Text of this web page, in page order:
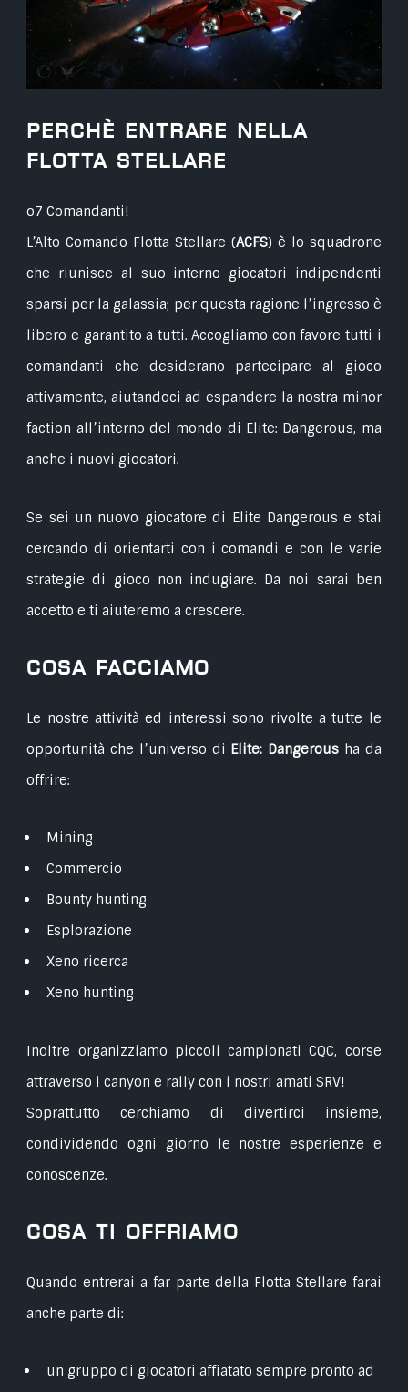
Perchè entrare nella
Flotta Stellare
o7 Comandanti!
L’Alto Comando Flotta Stellare (ACFS) è lo squadrone
che riunisce al suo interno giocatori indipendenti
sparsi per la galassia; per questa ragione l’ingresso è
libero e garantito a tutti. Accogliamo con favore tutti i
comandanti che desiderano partecipare al gioco
attivamente, aiutandoci ad espandere la nostra minor
faction all’interno del mondo di Elite: Dangerous, ma
anche i nuovi giocatori.
Se sei un nuovo giocatore di Elite Dangerous e stai
cercando di orientarti con i comandi e con le varie
strategie di gioco non indugiare. Da noi sarai ben
accetto e ti aiuteremo a crescere.
Cosa facciamo
Le nostre attività ed interessi sono rivolte a tutte le
opportunità che l’universo di Elite: Dangerous ha da
offrire:
Mining
Commercio
Bounty hunting
Esplorazione
Xeno ricerca
Xeno hunting
Inoltre organizziamo piccoli campionati CQC, corse
attraverso i canyon e rally con i nostri amati SRV!
Soprattutto cerchiamo di divertirci insieme,
condividendo ogni giorno le nostre esperienze e
conoscenze.
Cosa ti offriamo
Quando entrerai a far parte della Flotta Stellare farai
anche parte di:
un gruppo di giocatori affiatato sempre pronto ad